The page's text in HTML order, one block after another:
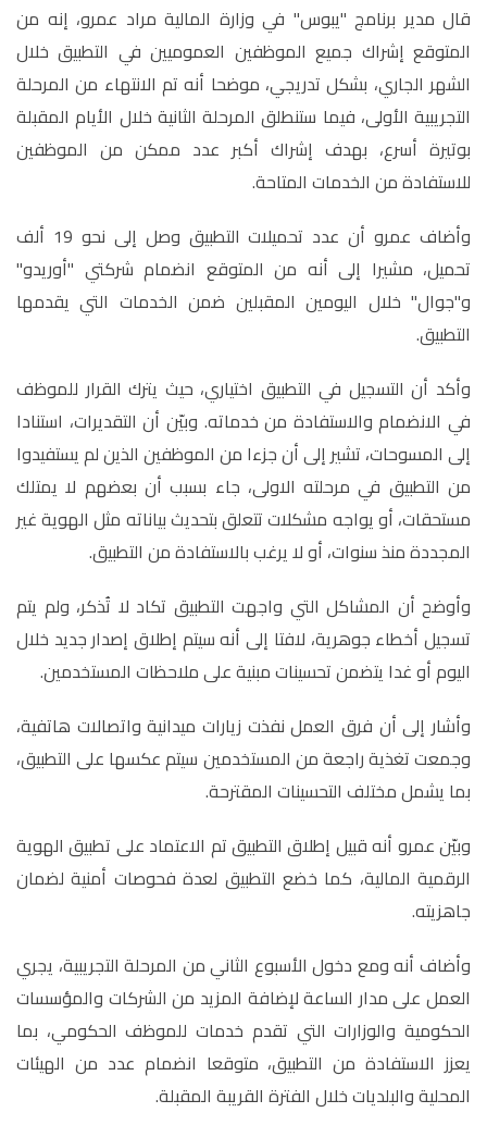
قال مدير برنامج "يبوس" في وزارة المالية مراد عمرو، إنه من
المتوقع إشراك جميع الموظفين العموميين في التطبيق خلال
الشهر الجاري، بشكل تدريجي، موضحا أنه تم الانتهاء من المرحلة
التجريبية الأولى، فيما ستنطلق المرحلة الثانية خلال الأيام المقبلة
بوتيرة أسرع، بهدف إشراك أكبر عدد ممكن من الموظفين
للاستفادة من الخدمات المتاحة.
وأضاف عمرو أن عدد تحميلات التطبيق وصل إلى نحو 19 ألف
تحميل، مشيرا إلى أنه من المتوقع انضمام شركتي "أوريدو"
و"جوال" خلال اليومين المقبلين ضمن الخدمات التي يقدمها
التطبيق.
وأكد أن التسجيل في التطبيق اختياري، حيث يترك القرار للموظف
في الانضمام والاستفادة من خدماته. وبيّن أن التقديرات، استنادا
إلى المسوحات، تشير إلى أن جزءا من الموظفين الذين لم يستفيدوا
من التطبيق في مرحلته الاولى، جاء بسبب أن بعضهم لا يمتلك
مستحقات، أو يواجه مشكلات تتعلق بتحديث بياناته مثل الهوية غير
المجددة منذ سنوات، أو لا يرغب بالاستفادة من التطبيق.
وأوضح أن المشاكل التي واجهت التطبيق تكاد لا تُذكر، ولم يتم
تسجيل أخطاء جوهرية، لافتا إلى أنه سيتم إطلاق إصدار جديد خلال
اليوم أو غدا يتضمن تحسينات مبنية على ملاحظات المستخدمين.
وأشار إلى أن فرق العمل نفذت زيارات ميدانية واتصالات هاتفية،
وجمعت تغذية راجعة من المستخدمين سيتم عكسها على التطبيق،
بما يشمل مختلف التحسينات المقترحة.
وبيّن عمرو أنه قبيل إطلاق التطبيق تم الاعتماد على تطبيق الهوية
الرقمية المالية، كما خضع التطبيق لعدة فحوصات أمنية لضمان
جاهزيته.
وأضاف أنه ومع دخول الأسبوع الثاني من المرحلة التجريبية، يجري
العمل على مدار الساعة لإضافة المزيد من الشركات والمؤسسات
الحكومية والوزارات التي تقدم خدمات للموظف الحكومي، بما
يعزز الاستفادة من التطبيق، متوقعا انضمام عدد من الهيئات
المحلية والبلديات خلال الفترة القريبة المقبلة.